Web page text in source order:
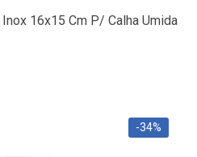
16x15 Cm P/ Calha Umida
-34%